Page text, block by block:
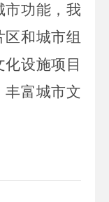
市功能，我
和城市组
设施项目
丰富城市文